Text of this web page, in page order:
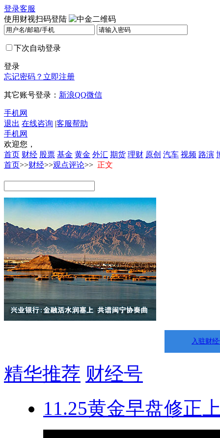
登录客服
使用财视扫码登陆
下次自动登录
登录
忘记密码？ 立即注册
其它账号登录： 新浪QQ微信
手机网
退出 在线咨询 |客服帮助
手机网
欢迎您，
首页 财经 股票 基金 黄金 外汇 期货 理财 原创 汽车 视频 路演
首页>>财经>>观点评论>> 正文
入驻财
精华推荐 财经号
11.25黄金早盘修正